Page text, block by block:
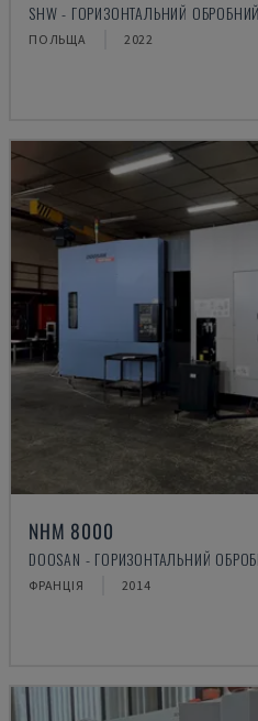
SHW - ГОРИЗОНТАЛЬНИЙ
ПОЛЬЩА 2022
NHM 8000
DOOSAN - ГОРИЗОНТАЛЬНИЙ
ФРАНЦІЯ 2014